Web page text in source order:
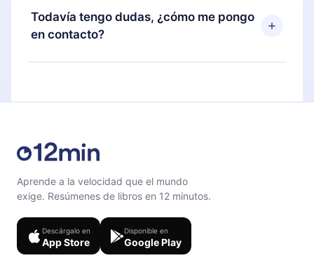
También puedes leer o escuchar tus títulos
favoritos sin conexión y desafiarte con un
puedes cancelar en cualquier momento y el
próximo ciclo de facturación no ocurrirá.
Todavía tengo dudas, ¿cómo me pongo
en contacto?
Siéntete libre de contactarnos en
Aprende a la velocidad que el mundo
exige. Resúmenes de libros en 12 minutos.
Descárgalo en
App Store
Disponible en
Google Play